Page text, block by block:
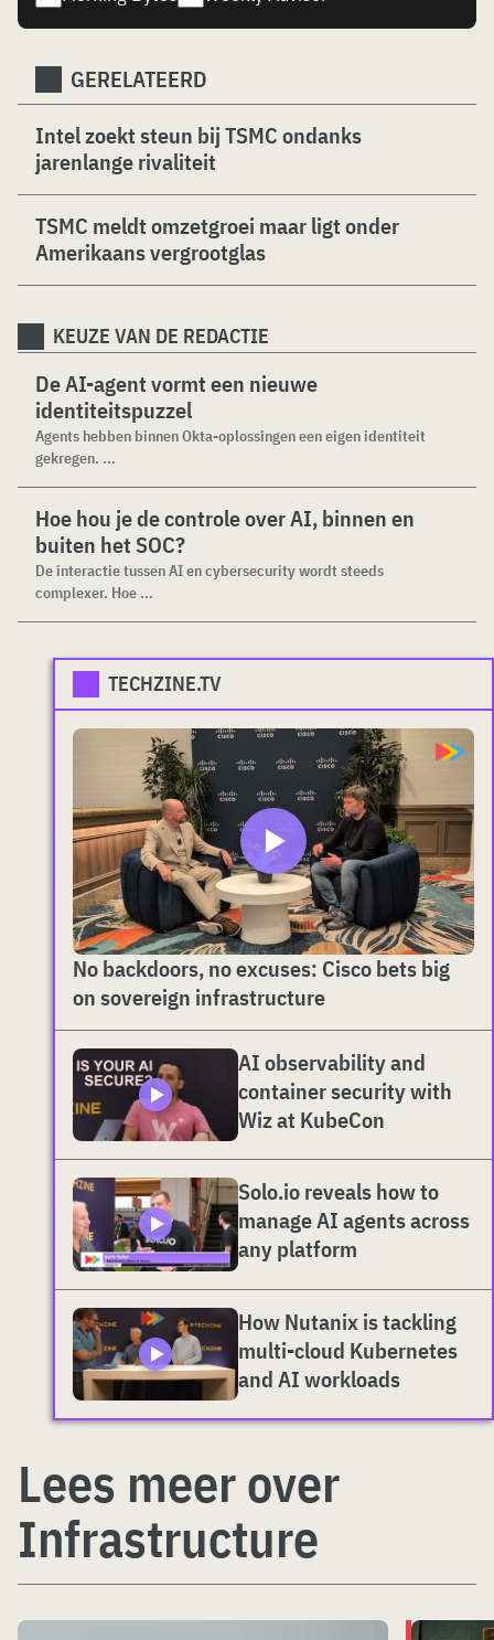
GERELATEERD
Intel zoekt steun bij TSMC ondanks
jarenlange rivaliteit
TSMC meldt omzetgroei maar ligt onder
Amerikaans vergrootglas
KEUZE VAN DE REDACTIE
De AI-agent vormt een nieuwe
identiteitspuzzel
Agents hebben binnen Okta-oplossingen een eigen identiteit
gekregen. ...
Hoe hou je de controle over AI, binnen en
buiten het SOC?
De interactie tussen AI en cybersecurity wordt steeds
complexer. Hoe ...
TECHZINE.TV
No backdoors, no excuses: Cisco bets big
on sovereign infrastructure
AI observability and
container security with
Wiz at KubeCon
Solo.io reveals how to
manage AI agents across
any platform
How Nutanix is tackling
multi-cloud Kubernetes
and AI workloads
Lees meer over
Infrastructure